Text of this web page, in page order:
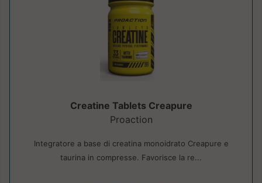
Creatine Tablets Creapure
Proaction
Integratore a base di creatina monoidrato Creapure e
taurina in compresse. Favorisce la re...